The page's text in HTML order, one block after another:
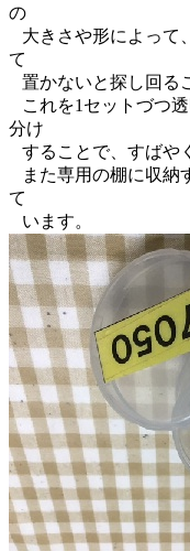
の
大きさや形によって
て
置かないと探し回る
これを1セットづつ
分け
することで、すばや
また専用の棚に収納
て
います。